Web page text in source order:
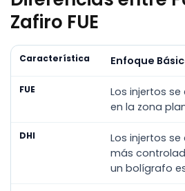
Zafiro FUE
Característica FUE DHI
Enfoque
Los injertos
en la zona
Los injertos
más
un bolígrafo